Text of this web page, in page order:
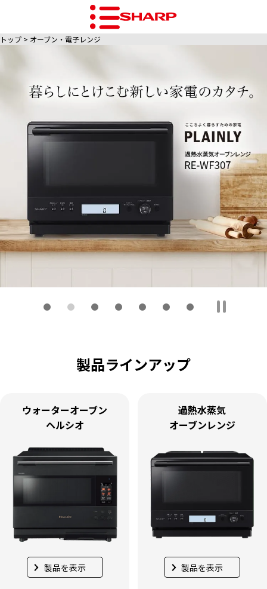
トップ オーブン・電子レンジ
製品ラインアップ
ウォーターオーブン
ヘルシオ
製品を表示
過熱水蒸気
オーブンレンジ
製品を表示